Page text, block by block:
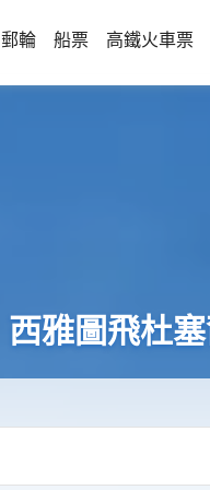
郵輪 船票 高鐵火車票
西雅圖飛杜